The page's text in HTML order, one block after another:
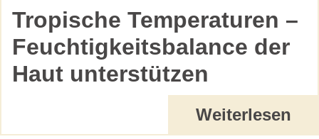
Tropische Temperaturen –
Feuchtigkeitsbalance der
Haut unterstützen
Weiterlesen